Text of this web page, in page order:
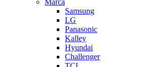
Samsung
LG
Panasonic
Kalley
Hyundai
Challenger